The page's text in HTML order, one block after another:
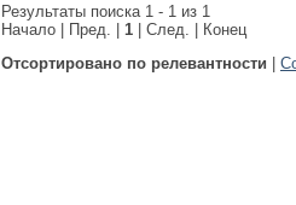
Результаты поиска 1 - 1 из 1
Начало | Пред. | 1 | След. | Конец
Отсортировано по релевантности |